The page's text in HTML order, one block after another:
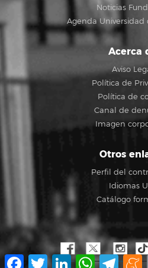
Noticias
Agenda Universidad
Acerca
Aviso
Política de
Política de
Canal de
Imagen
Otros
Perfil del
Idiomas
Catálogo
Facebook
TwitterLinkedInWhatsApp